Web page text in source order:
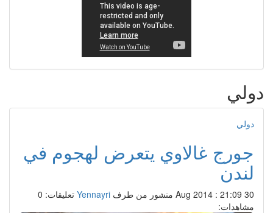
دولي
دولي
جورج غالاوي يتعرض لهجوم في
لندن
منشور من طرفYennayri تعليقات: 0
مشاهدات: